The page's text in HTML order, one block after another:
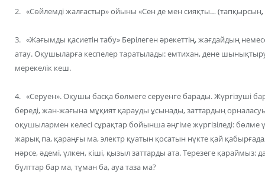
2. «Сөйлемді жалғастыр» ойыны «Сен де мен сияқты… (тапқырсың,
3. «Жағымды қасиетін табу» Берілеген әрекеттің, жағдайдың
атау. Оқушыларға кеспелер таратылады: емтихан, дене
мерекелік кеш.
4. «Серуен». Оқушы басқа бөлмеге серуенге барады. Жүргізуші
береді, жан-жағына мұқият қарауды ұсынады, заттардың
оқушылармен келесі сұрақтар бойынша әңгіме жүргізіледі: бөлме
жарық па, қараңғы ма, электр қуатын қосатын нүкте қай
нәрсе, әдемі, үлкен, кіші, қызыл заттарды ата. Терезеге
бұлттар бар ма, тұман ба, ауа таза ма?